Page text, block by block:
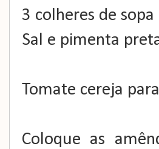
3 colheres de
Sal e pimenta
Tomate cereja
Coloque as